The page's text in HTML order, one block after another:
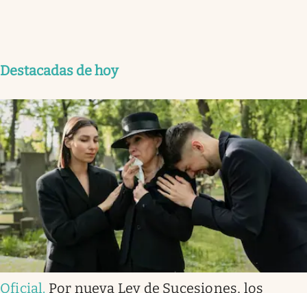
Destacadas de hoy
Oficial. Por nueva Ley de Sucesiones, los